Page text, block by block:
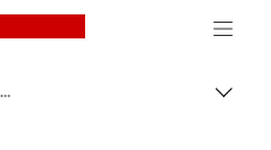
Canon Logo, back
Auf
Pressemitteilungen – Newsroom